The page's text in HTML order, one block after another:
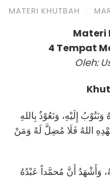
MATERI KHUTBAH ·
Materi
4 Tempat
Oleh:
إِلَيْهِ، وَنَعُوْذُ بِاللهِ
اللهُ فَلَا مُضِلَّ لَهُ وَمَنْ
وَأَشْهَدُ أَنَّ مُحمَّداً عَبْدُهُ